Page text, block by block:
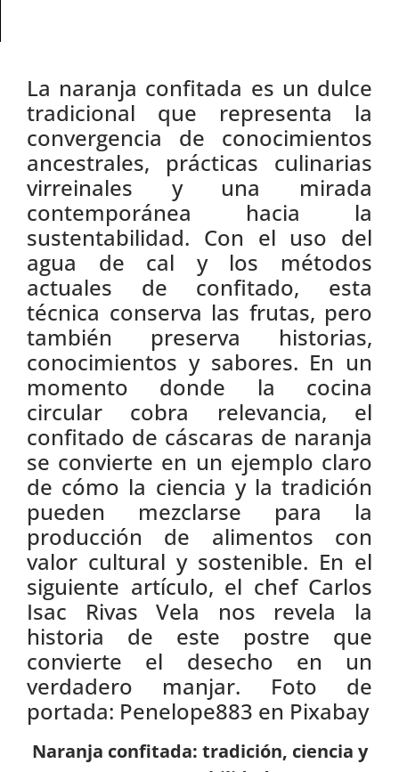
La naranja confitada es un dulce
tradicional que representa la
convergencia de conocimientos
ancestrales, prácticas culinarias
virreinales y una mirada
contemporánea hacia la
sustentabilidad. Con el uso del
agua de cal y los métodos
actuales de confitado, esta
técnica conserva las frutas, pero
también preserva historias,
conocimientos y sabores. En un
momento donde la cocina
circular cobra relevancia, el
confitado de cáscaras de naranja
se convierte en un ejemplo claro
de cómo la ciencia y la tradición
pueden mezclarse para la
producción de alimentos con
valor cultural y sostenible. En el
siguiente artículo, el chef Carlos
Isac Rivas Vela nos revela la
historia de este postre que
convierte el desecho en un
verdadero manjar. Foto de
portada: Penelope883 en Pixabay
Naranja confitada: tradición, ciencia y